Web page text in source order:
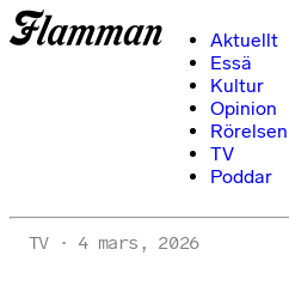
Aktuellt
Essä
Kultur
Opinion
Rörelsen
TV
Poddar
TV 4 mars, 2026